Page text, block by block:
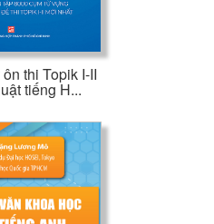
thi Topik I-II
tiếng H...